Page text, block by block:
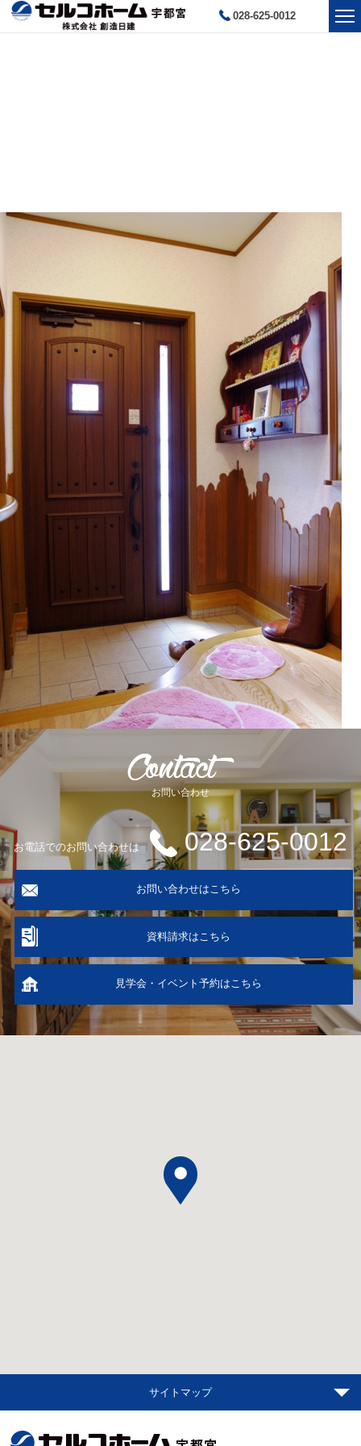
028-625-0012
お問い合わせ
お電話でのお問い合わせは 028-625-0012
お問い合わせはこちら
資料請求はこちら
見学会・イベント予約はこちら
サイトマップ